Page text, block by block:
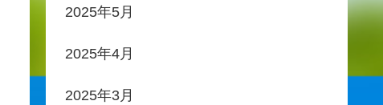
2025年5月
2025年4月
2025年3月